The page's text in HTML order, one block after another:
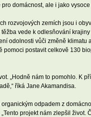
domácnost, ale i jako
rozvojových zemích jsou i
vede k odlesňování
odolnosti vůči změně klimatu
postavit celkově 130
„Hodně nám to pomohlo. K
říká Jane Akamandisa.
odpadem z
projekt nám zlepšil život.